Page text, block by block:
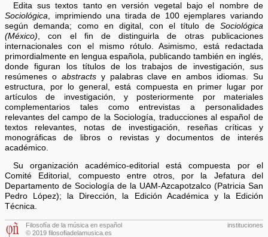
Edita sus textos tanto en versión vegetal bajo el nombre de
Sociológica , imprimiendo una tirada de 100 ejemplares variando
según demanda; como en digital, con el título de Sociológica
(México) , con el fin de distinguirla de otras publicaciones
internacionales con el mismo rótulo. Asimismo, está redactada
primordialmente en lengua española, publicando también en inglés,
donde figuran los títulos de los trabajos de investigación, sus
resúmenes o abstractsy palabras clave en ambos idiomas. Su
estructura, por lo general, está compuesta en primer lugar por
artículos de investigación, y posteriormente por materiales
complementarios tales como entrevistas a personalidades
relevantes del campo de la Sociología, traducciones al español de
textos relevantes, notas de investigación, reseñas críticas y
monográficas de libros o revistas y documentos de interés
académico.
Su organización académico-editorial está compuesta por el
Comité Editorial, compuesto entre otros, por la Jefatura del
Departamento de Sociología de la UAM-Azcapotzalco (Patricia San
Pedro López); la Dirección, la Edición Académica y la Edición
Técnica.
Filosofía de la música en español
© 2019 filosofiadelamusica.es
instituciones